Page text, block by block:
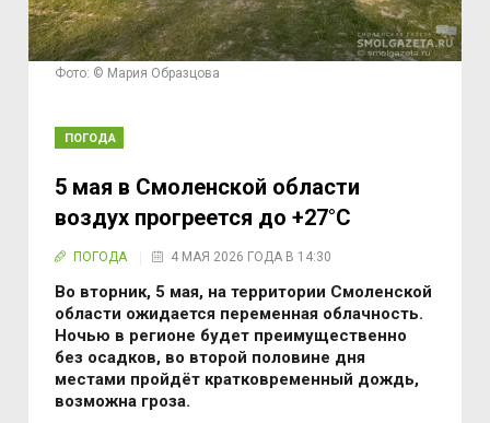
Фото: © Мария Образцова
ПОГОДА
5 мая в Смоленской области
воздух прогреется до +27°С
ПОГОДА 4 МАЯ 2026 ГОДА В 14:30
Во вторник, 5 мая, на территории Смоленской
области ожидается переменная облачность.
Ночью в регионе будет преимущественно
без осадков, во второй половине дня
местами пройдёт кратковременный дождь,
возможна гроза.